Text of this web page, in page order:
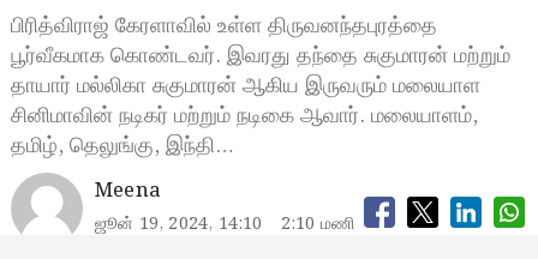
பிரித்விராஜ் கேரளாவில் உள்ள திருவனந்தபுரத்தை
பூர்வீகமாக கொண்டவர். இவரது தந்தை சுகுமாரன் மற்றும்
தாயார் மல்லிகா சுகுமாரன் ஆகிய இருவரும் மலையாள
சினிமாவின் நடிகர் மற்றும் நடிகை ஆவார். மலையாளம்,
தமிழ், தெலுங்கு, இந்தி…
Meena
ஜூன் 19, 2024, 14:10 2:10 மணி